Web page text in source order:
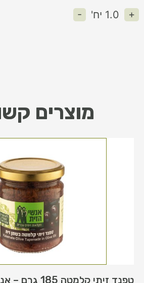
- 1.0 יח' +
מוצרים
טפנד זיתי קלמטה 185 גרם – אנשי הזית